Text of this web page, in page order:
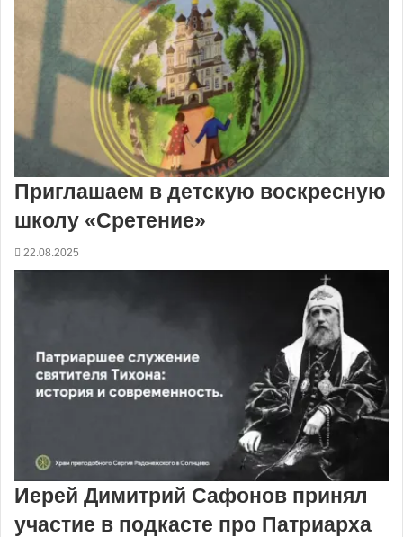
Приглашаем в детскую воскресную
школу «Сретение»
22.08.2025
Иерей Димитрий Сафонов принял
участие в подкасте про Патриарха